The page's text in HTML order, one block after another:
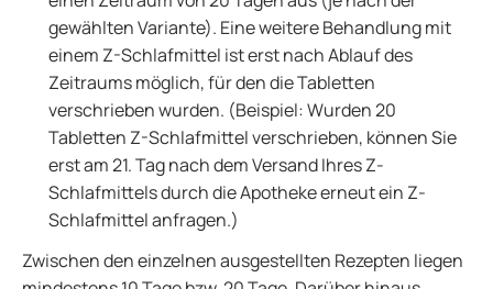
gewählten Variante). Eine weitere Behandlung mit
einem Z-Schlafmittel ist erst nach Ablauf des
Zeitraums möglich, für den die Tabletten
verschrieben wurden. (Beispiel: Wurden 20
Tabletten Z-Schlafmittel verschrieben, können Sie
erst am 21. Tag nach dem Versand Ihres Z-
Schlafmittels durch die Apotheke erneut ein Z-
Schlafmittel anfragen.)
Zwischen den einzelnen ausgestellten Rezepten liegen